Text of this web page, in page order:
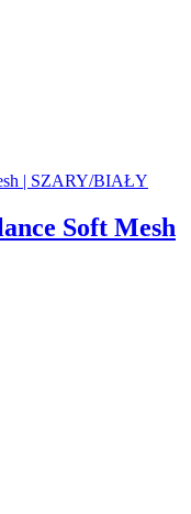
Soft Mesh